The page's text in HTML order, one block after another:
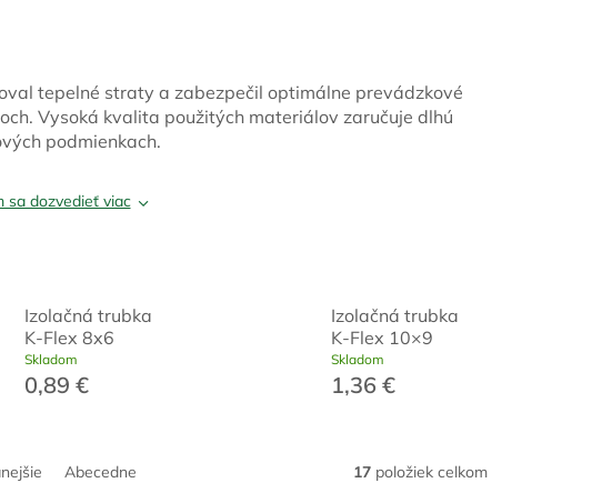
tepelné straty a zabezpečil optimálne prevádzkové
Vysoká kvalita použitých materiálov zaručuje dlhú
podmienkach.
sa dozvedieť viac
Izolačná trubka
K-Flex 8x6
Skladom
0,89 €
Izolačná trubka
K-Flex 10×9
Skladom
1,36 €
Abecedne 17 položiek celkom